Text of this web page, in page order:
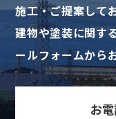
施工・ご提案して
建物や塗装に関す
ールフォームから
お